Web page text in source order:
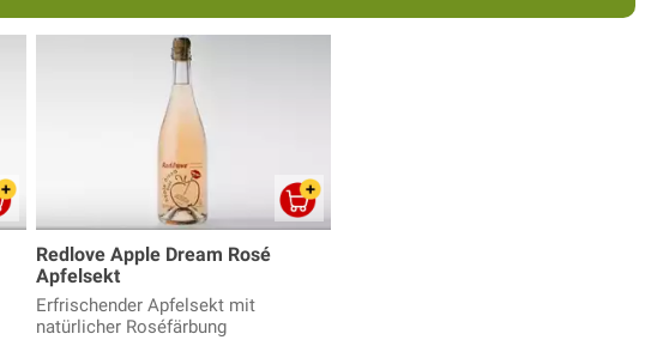
Redlove Apple Dream Rosé
Apfelsekt
Erfrischender Apfelsekt mit
natürlicher Roséfärbung